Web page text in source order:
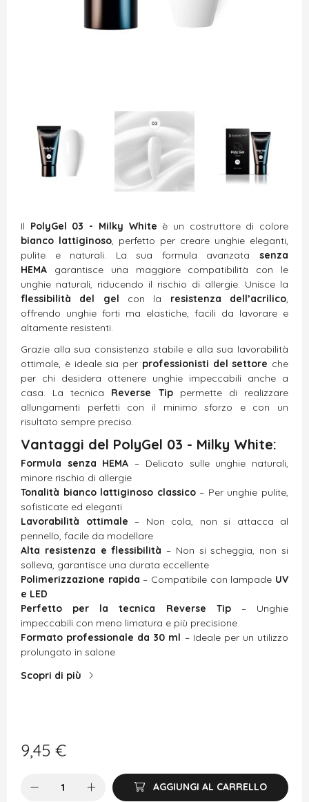
Il PolyGel 03 - Milky White è un costruttore di colore
bianco lattiginoso, perfetto per creare unghie eleganti,
pulite e naturali. La sua formula avanzata senza
HEMA garantisce una maggiore compatibilità con le
unghie naturali, riducendo il rischio di allergie. Unisce la
flessibilità del gel con la resistenza dell’acrilico,
offrendo unghie forti ma elastiche, facili da lavorare e
altamente resistenti.
Grazie alla sua consistenza stabile e alla sua lavorabilità
ottimale, è ideale sia per professionisti del settore che
per chi desidera ottenere unghie impeccabili anche a
casa. La tecnica Reverse Tippermette di realizzare
allungamenti perfetti con il minimo sforzo e con un
risultato sempre preciso.
Vantaggi del PolyGel 03 - Milky White:
Formula senza HEMA – Delicato sulle unghie naturali,
minore rischio di allergie
Tonalità bianco lattiginoso classico– Per unghie pulite,
sofisticate ed eleganti
Lavorabilità ottimale – Non cola, non si attacca al
pennello, facile da modellare
Alta resistenza e flessibilità – Non si scheggia, non si
solleva, garantisce una durata eccellente
Polimerizzazione rapida – Compatibile con lampade UV
e LED
Perfetto per la tecnica Reverse Tip– Unghie
impeccabili con meno limatura e più precisione
Formato professionale da 30 ml – Ideale per un utilizzo
prolungato in salone
Scopri di più
9,45 €
AGGIUNGI AL CARRELLO